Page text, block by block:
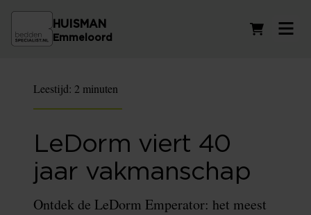
HUISMAN
Emmeloord
Leestijd: 2 minuten
LeDorm viert 40
jaar vakmanschap
Ontdek de LeDorm Emperator: het meest